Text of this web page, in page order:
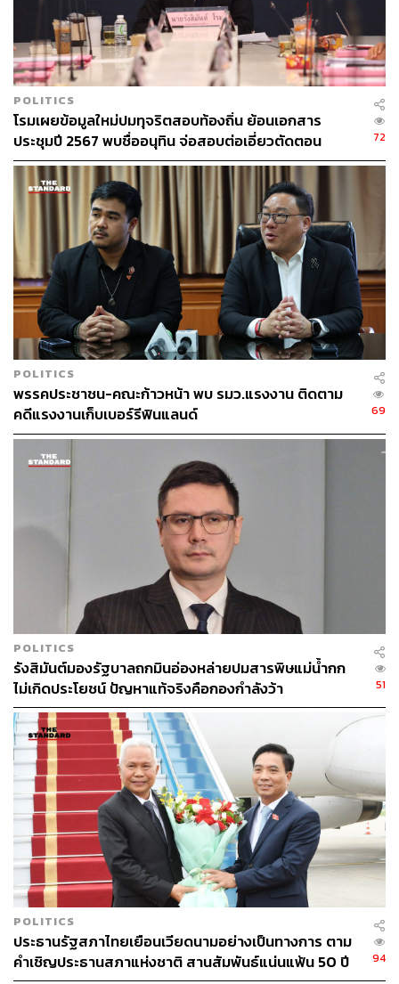
POLITICS
โรมเผยข้อมูลใหม่ปมทุจริตสอบท้องถิ่น ย้อนเอกสาร
ประชุมปี 2567 พบชื่ออนุทิน จ่อสอบต่อเอี่ยวตัดตอน
ม.บูรพา หรือไม่
72
POLITICS
พรรคประชาชน-คณะก้าวหน้า พบ รมว.แรงงาน ติดตาม
คดีแรงงานเก็บเบอร์รีฟินแลนด์
69
POLITICS
รังสิมันต์มองรัฐบาลถกมินอ่องหล่ายปมสารพิษแม่น้ำกก
ไม่เกิดประโยชน์ ปัญหาแท้จริงคือกองกำลังว้า
51
POLITICS
ประธานรัฐสภาไทยเยือนเวียดนามอย่างเป็นทางการ ตาม
คำเชิญประธานสภาแห่งชาติ สานสัมพันธ์แน่นแฟ้น 50 ปี
94